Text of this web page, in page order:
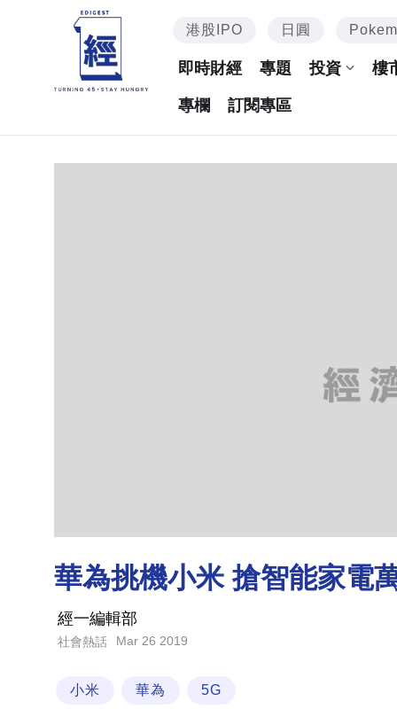
港股IPO 日圓
即時財經 專題 投資 樓
專欄 訂閱專區
華為挑機小米 搶智能家電
經一編輯部
社會熱話 Mar 26 2019
小米 華為 5G